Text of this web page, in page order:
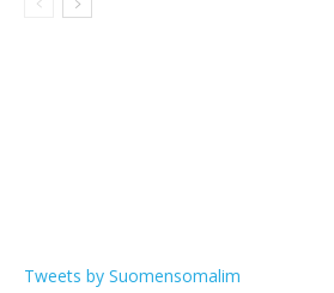
Tweets by Suomensomalim